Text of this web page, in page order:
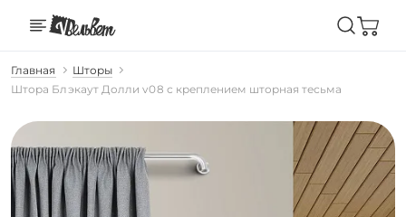
Главная
Шторы
Штора Блэкаут Долли v08 с креплением шторная тесьма